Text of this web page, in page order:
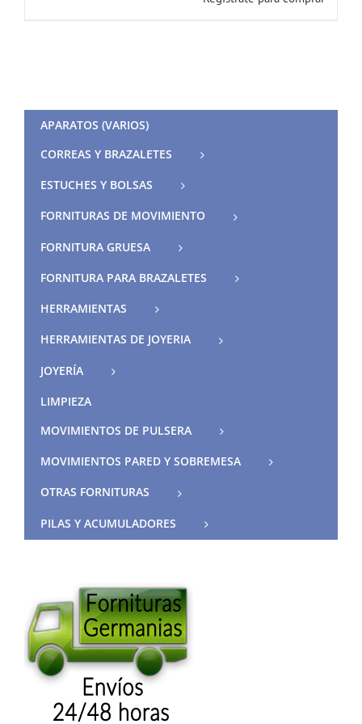
APARATOS (VARIOS)
CORREAS Y BRAZALETES
ESTUCHES Y BOLSAS
FORNITURAS DE MOVIMIENTO
FORNITURA GRUESA
FORNITURA PARA BRAZALETES
HERRAMIENTAS
HERRAMIENTAS DE JOYERIA
JOYERÍA
LIMPIEZA
MOVIMIENTOS DE PULSERA
MOVIMIENTOS PARED Y SOBREMESA
OTRAS FORNITURAS
PILAS Y ACUMULADORES